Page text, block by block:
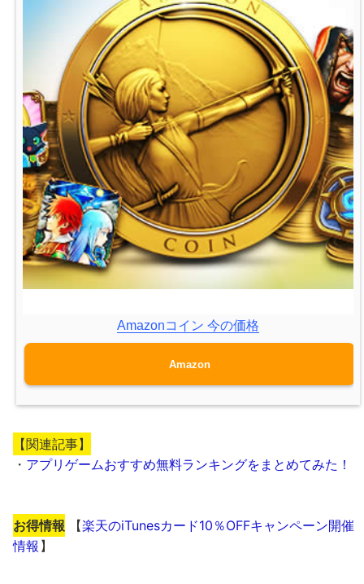
Amazonコイン 今の価格
Amazon
【関連記事】
・ アプリゲームおすすめ無料ランキングをまとめてみた！
お得情報 【楽天のiTunesカード10％OFFキャンペーン開催
情報 】